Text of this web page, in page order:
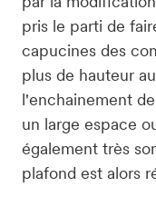
pris le parti de
capucines des
plus de hauteur
l'enchainement
un large espace
également très
plafond est alors